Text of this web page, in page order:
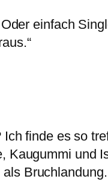
einfach
finde es so
Kaugummi und